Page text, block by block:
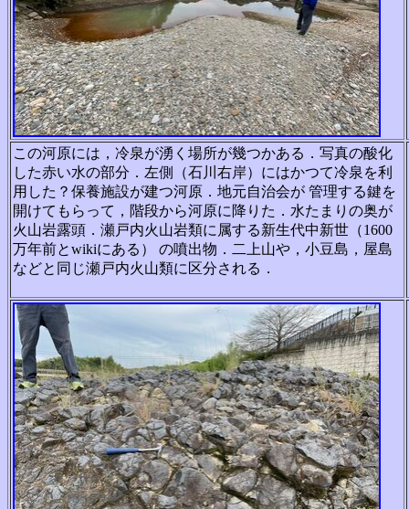
この河原には，冷泉が湧く場所が幾つかある．写真の酸化
した赤い水の部分．左側（石川右岸）にはかつて冷泉を利
用した？保養施設が建つ河原．地元自治会が 管理する鍵を
開けてもらって，階段から河原に降りた．水たまりの奥が
火山岩露頭．瀬戸内火山岩類に属する新生代中新世（1600
万年前とwikiにある） の噴出物．二上山や，小豆島，屋島
などと同じ瀬戸内火山類に区分される．